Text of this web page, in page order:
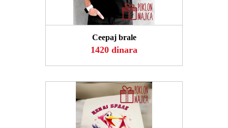
POGLEDAJ
Ceepaj brale
1420 dinara